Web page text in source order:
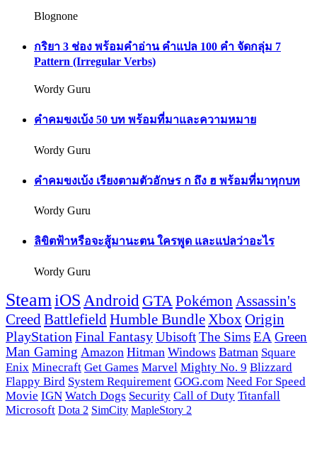
Blognone
กริยา 3 ช่อง พร้อมคำอ่าน คำแปล 100 คำ จัดกลุ่ม 7
Pattern (Irregular Verbs)
Wordy Guru
คำคมขงเบ้ง 50 บท พร้อมที่มาและความหมาย
Wordy Guru
คำคมขงเบ้ง เรียงตามตัวอักษร ก ถึง ฮ พร้อมที่มาทุกบท
Wordy Guru
ลิขิตฟ้าหรือจะสู้มานะตน ใครพูด และแปลว่าอะไร
Wordy Guru
SteamiOS Android GTA Pokémon Assassin's
Creed Battlefield Humble Bundle Xbox Origin
PlayStation Final FantasyUbisoftThe Sims EA Green
Man Gaming Amazon Hitman Windows Batman Square
Enix Minecraft Get Games Marvel Mighty No. 9 Blizzard
Flappy Bird System Requirement GOG.com Need For Speed
Movie IGN Watch Dogs Security Call of Duty Titanfall
Microsoft Dota 2 SimCity MapleStory 2